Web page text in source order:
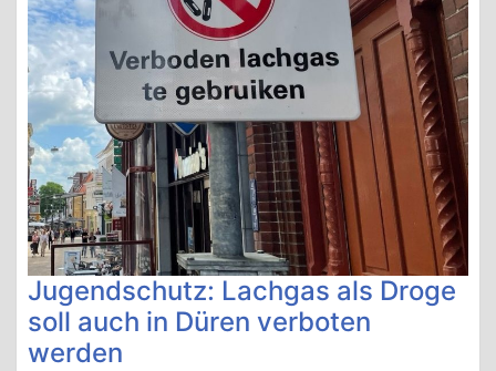
Jugendschutz: Lachgas als Droge
soll auch in Düren verboten
werden